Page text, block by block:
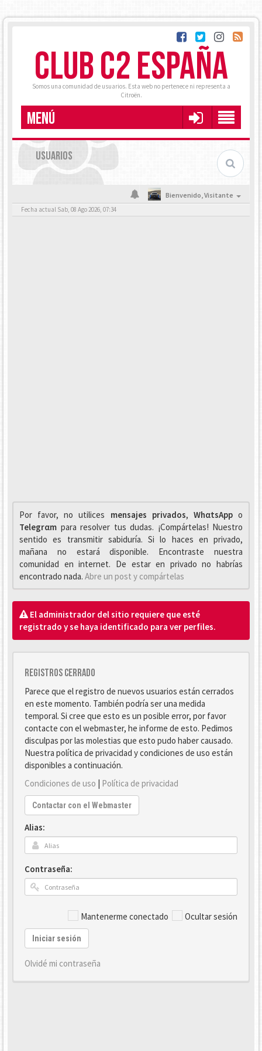
CLUB C2 ESPAÑA
Somos una comunidad de usuarios. Esta web no pertenece ni representa a
Citroën.
MENÚ
USUARIOS
Bienvenido,Visitante
Fecha actual Sab, 08 Ago 2026, 07:34
Por favor, no utilices mensajes privados, WhαtsAppo
Telegrαm para resolver tus dudas. ¡Compártelas! Nuestro
sentido es transmitir sabiduría. Si lo haces en privado,
mañana no estará disponible. Encontraste nuestra
comunidad en internet. De estar en privado no habrías
encontrado nada. Abre un post y compártelas
El administrador del sitio requiere que esté
registrado y se haya identificado para ver perfiles.
Registros cerrado
Parece que el registro de nuevos usuarios están cerrados
en este momento. También podría ser una medida
temporal. Si cree que esto es un posible error, por favor
contacte con el webmaster, he informe de esto. Pedimos
disculpas por las molestias que esto pudo haber causado.
Nuestra política de privacidad y condiciones de uso están
disponibles a continuación.
Condiciones de uso | Política de privacidad
Contactar con el Webmaster
Alias:
Contraseña:
Mantenerme conectado Ocultar sesión
Iniciar sesión
Olvidé mi contraseña